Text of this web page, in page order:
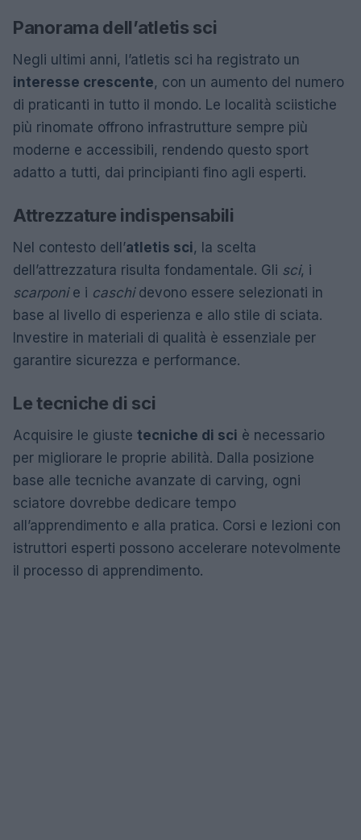
Panorama dell’atletis sci
Negli ultimi anni, l’atletis sci ha registrato un
interesse crescente, con un aumento del numero
di praticanti in tutto il mondo. Le località sciistiche
più rinomate offrono infrastrutture sempre più
moderne e accessibili, rendendo questo sport
adatto a tutti, dai principianti fino agli esperti.
Attrezzature indispensabili
Nel contesto dell’atletis sci, la scelta
dell’attrezzatura risulta fondamentale. Gli sci, i
scarponie i caschidevono essere selezionati in
base al livello di esperienza e allo stile di sciata.
Investire in materiali di qualità è essenziale per
garantire sicurezza e performance.
Le tecniche di sci
Acquisire le giuste tecniche di sci è necessario
per migliorare le proprie abilità. Dalla posizione
base alle tecniche avanzate di carving, ogni
sciatore dovrebbe dedicare tempo
all’apprendimento e alla pratica. Corsi e lezioni con
istruttori esperti possono accelerare notevolmente
il processo di apprendimento.